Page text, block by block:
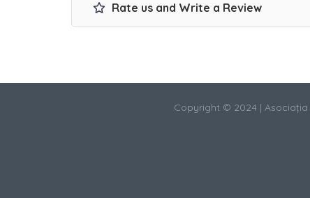
Rate us and Write a Review
Copyright © 2024 |